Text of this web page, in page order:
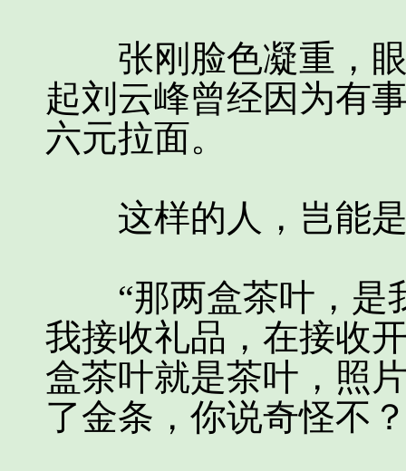
张刚脸色凝重，眼
起刘云峰曾经因为有
六元拉面。
这样的人，岂能是
“那两盒茶叶，是
我接收礼品，在接收
盒茶叶就是茶叶，照
了金条，你说奇怪不